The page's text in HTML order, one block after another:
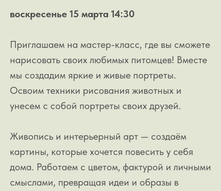
воскресенье 15 марта 14:30
Приглашаем на мастер-класс, где вы сможете
нарисовать своих любимых питомцев! Вместе
мы создадим яркие и живые портреты.
Освоим техники рисования животных и
унесем с собой портреты своих друзей.
Живопись и интерьерный арт — создаём
картины, которые хочется повесить у себя
дома. Работаем с цветом, фактурой и личными
смыслами, превращая идеи и образы в